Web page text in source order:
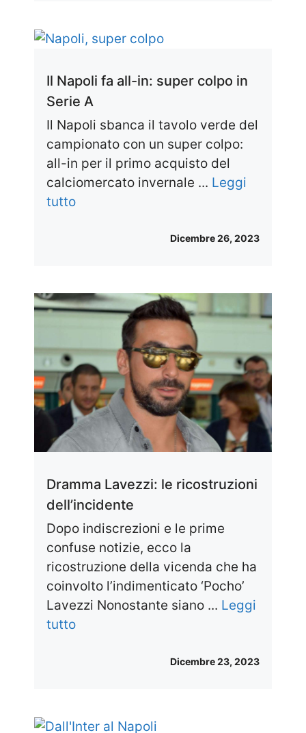
Il Napoli fa all-in: super colpo in
Serie A
Il Napoli sbanca il tavolo verde del
campionato con un super colpo:
all-in per il primo acquisto del
calciomercato invernale ... Leggi
tutto
Dicembre 26, 2023
Dramma Lavezzi: le ricostruzioni
dell’incidente
Dopo indiscrezioni e le prime
confuse notizie, ecco la
ricostruzione della vicenda che ha
coinvolto l’indimenticato ‘Pocho’
Lavezzi Nonostante siano ... Leggi
tutto
Dicembre 23, 2023